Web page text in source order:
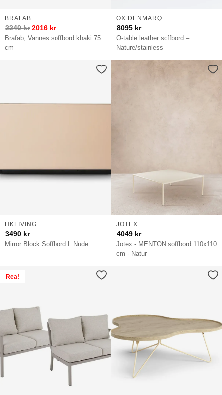
Brafab, Vannes soffbord khaki 75
cm
BRAFAB
2240kr 2016 kr
O-table leather soffbord –
Nature/stainless
OX DENMARQ
8095 kr
Mirror Block Soffbord L Nude
HKLIVING
3490 kr
Jotex - MENTON soffbord 110x110
cm - Natur
JOTEX
4049 kr
Rea!